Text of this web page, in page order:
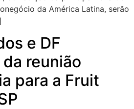
da América Latina, serão
e DF
reunião
para a Fruit